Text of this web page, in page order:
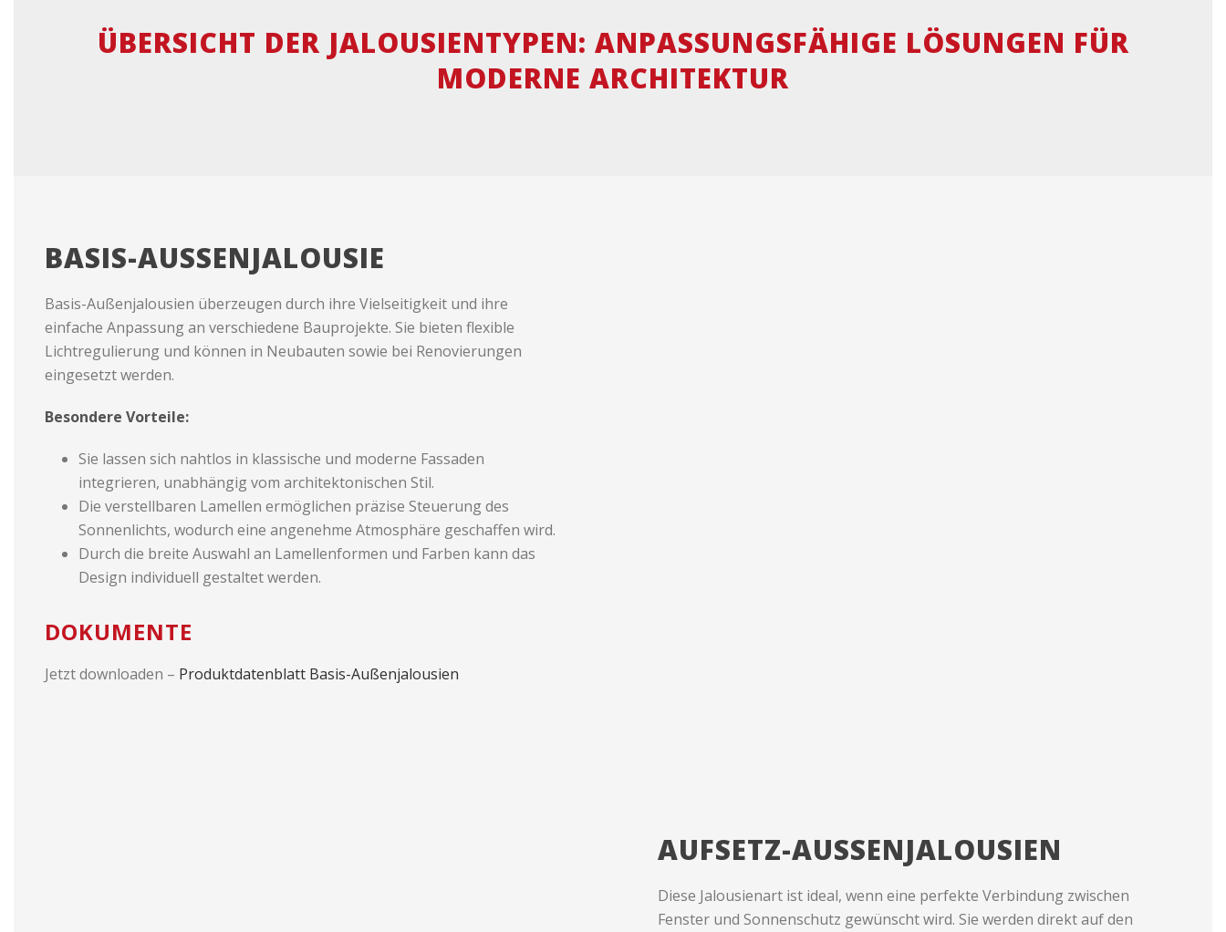
ÜBERSICHT DER JALOUSIENTYPEN: ANPASSUNGSFÄHIGE LÖSUNGEN FÜR
MODERNE ARCHITEKTUR
BASIS-AUSSENJALOUSIE
Basis-Außenjalousien überzeugen durch ihre Vielseitigkeit und ihre
einfache Anpassung an verschiedene Bauprojekte. Sie bieten flexible
Lichtregulierung und können in Neubauten sowie bei Renovierungen
eingesetzt werden.
Besondere Vorteile:
Sie lassen sich nahtlos in klassische und moderne Fassaden
integrieren, unabhängig vom architektonischen Stil.
Die verstellbaren Lamellen ermöglichen präzise Steuerung des
Sonnenlichts, wodurch eine angenehme Atmosphäre geschaffen wird.
Durch die breite Auswahl an Lamellenformen und Farben kann das
Design individuell gestaltet werden.
DOKUMENTE
Jetzt downloaden – Produktdatenblatt Basis-Außenjalousien
AUFSETZ-AUSSENJALOUSIEN
Diese Jalousienart ist ideal, wenn eine perfekte Verbindung zwischen
Fenster und Sonnenschutz gewünscht wird. Sie werden direkt auf den